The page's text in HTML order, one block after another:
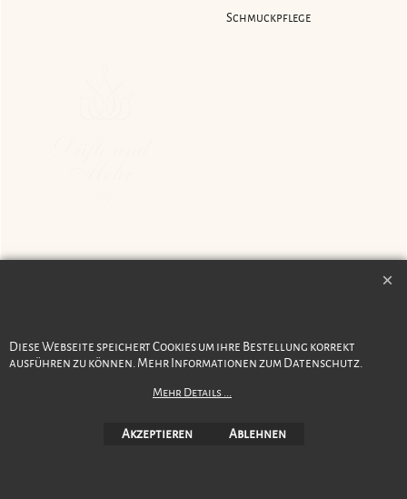
Schmuckpflege
Diese Webseite speichert Cookies um ihre Bestellung korrekt
ausführen zu können. Mehr Informationen zum Datenschutz.
Mehr Details ...
Akzeptieren Ablehnen